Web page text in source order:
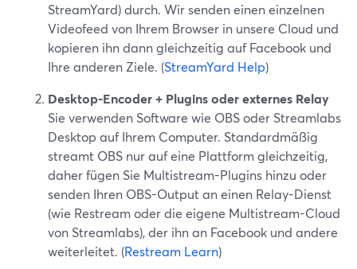
StreamYard) durch. Wir senden einen einzelnen
Videofeed von Ihrem Browser in unsere Cloud und
kopieren ihn dann gleichzeitig auf Facebook und
Ihre anderen Ziele. (StreamYard Help)
Desktop-Encoder + Plugins oder externes Relay
Sie verwenden Software wie OBS oder Streamlabs
Desktop auf Ihrem Computer. Standardmäßig
streamt OBS nur auf eine Plattform gleichzeitig,
daher fügen Sie Multistream-Plugins hinzu oder
senden Ihren OBS-Output an einen Relay-Dienst
(wie Restream oder die eigene Multistream-Cloud
von Streamlabs), der ihn an Facebook und andere
weiterleitet. (Restream Learn)